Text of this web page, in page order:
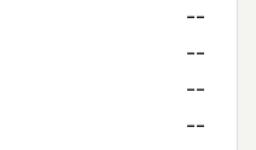
--
--
--
--